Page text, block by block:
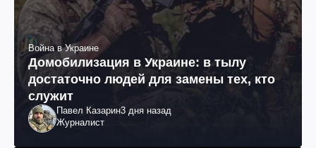
Война в Украине
Домобилизация в Украине: в тылу
достаточно людей для замены тех, кто
служит
Павел Казарин3 дня назад
Журналист